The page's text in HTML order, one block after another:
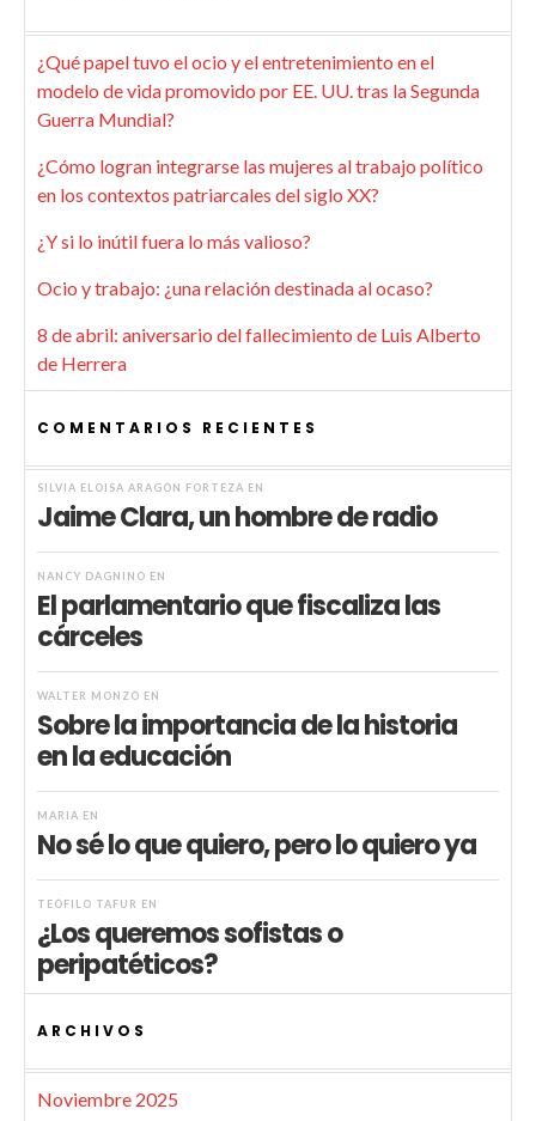
¿Qué papel tuvo el ocio y el entretenimiento en el
modelo de vida promovido por EE. UU. tras la Segunda
Guerra Mundial?
¿Cómo logran integrarse las mujeres al trabajo político
en los contextos patriarcales del siglo XX?
¿Y si lo inútil fuera lo más valioso?
Ocio y trabajo: ¿una relación destinada al ocaso?
8 de abril: aniversario del fallecimiento de Luis Alberto
de Herrera
COMENTARIOS RECIENTES
SILVIA ELOISA ARAGÓN FORTEZA EN
Jaime Clara, un hombre de radio
NANCY DAGNINO EN
El parlamentario que fiscaliza las
cárceles
WALTER MONZÓ EN
Sobre la importancia de la historia
en la educación
MARIA EN
No sé lo que quiero, pero lo quiero ya
TEÓFILO TAFUR EN
¿Los queremos sofistas o
peripatéticos?
ARCHIVOS
Noviembre 2025